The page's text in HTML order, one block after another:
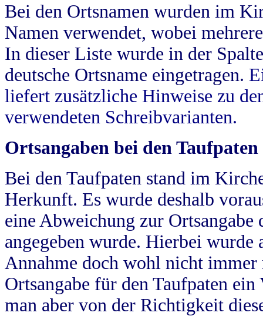
Bei den Ortsnamen wurden im
Namen verwendet, wobei
In dieser Liste wurde in der
deutsche Ortsname eingetragen.
liefert zusätzliche Hinweise zu
verwendeten Schreibvarianten.
Ortsangaben bei den Taufpaten
Bei den Taufpaten stand im
Herkunft. Es wurde deshalb
eine Abweichung zur
angegeben wurde. Hierbei wurde
Annahme doch wohl nicht
Ortsangabe für den Taufpaten
man aber von der Richtigkeit